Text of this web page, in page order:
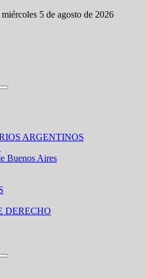
5 de agosto de 2026
ARGENTINOS
Buenos Aires
DERECHO